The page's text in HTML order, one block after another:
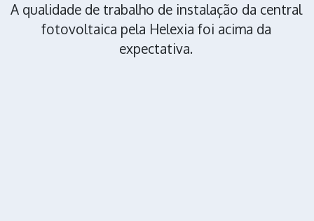
A qualidade de trabalho de instalação da central
fotovoltaica pela Helexia foi acima da
expectativa.